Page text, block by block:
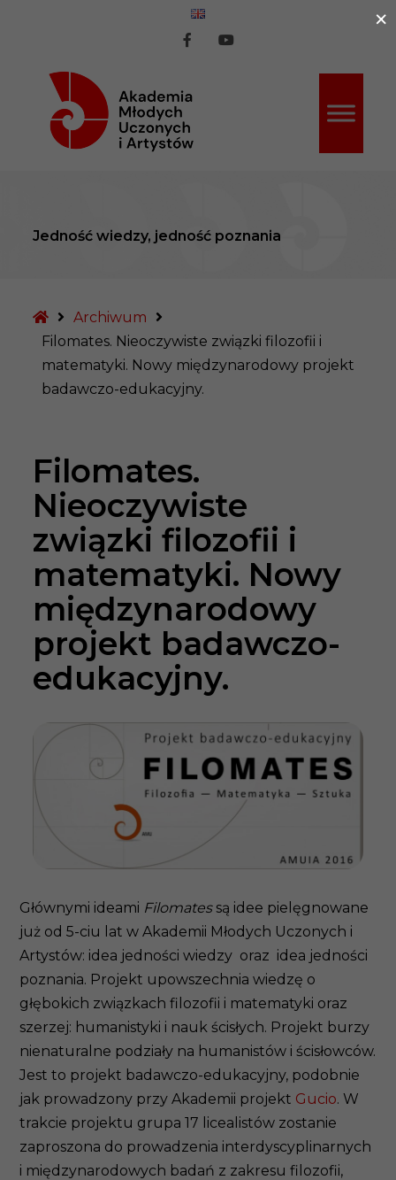
na
Facebook
Jedność wiedzy, jedność poznania
Strona
główna
Archiwum
Filomates. Nieoczywiste związki filozofii i
matematyki. Nowy międzynarodowy projekt
badawczo-edukacyjny.
Filomates.
Nieoczywiste
związki filozofii i
matematyki. Nowy
międzynarodowy
projekt badawczo-
edukacyjny.
Głównymi ideami Filomatessą idee pielęgnowane
już od 5-ciu lat w Akademii Młodych Uczonych i
Artystów: idea jedności wiedzy oraz idea jedności
poznania. Projekt upowszechnia wiedzę o
głębokich związkach filozofii i matematyki oraz
szerzej: humanistyki i nauk ścisłych. Projekt burzy
nienaturalne podziały na humanistów i ścisłowców.
Jest to projekt badawczo-edukacyjny, podobnie
jak prowadzony przy Akademii projekt Gucio. W
trakcie projektu grupa 17 licealistów zostanie
zaproszona do prowadzenia interdyscyplinarnych
i międzynarodowych badań z zakresu filozofii,
×